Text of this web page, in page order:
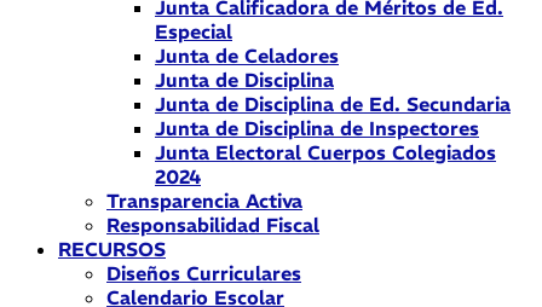
Junta Calificadora de Méritos de Ed.
Especial
Junta de Celadores
Junta de Disciplina
Junta de Disciplina de Ed. Secundaria
Junta de Disciplina de Inspectores
Junta Electoral Cuerpos Colegiados
2024
Transparencia Activa
Responsabilidad Fiscal
RECURSOS
Diseños Curriculares
Calendario Escolar